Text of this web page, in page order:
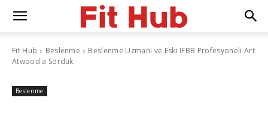
Fit Hub Beslenme
Beslenme Uzmanı ve Eski IFBB Profesyoneli Art
Atwood'a Sorduk
Beslenme